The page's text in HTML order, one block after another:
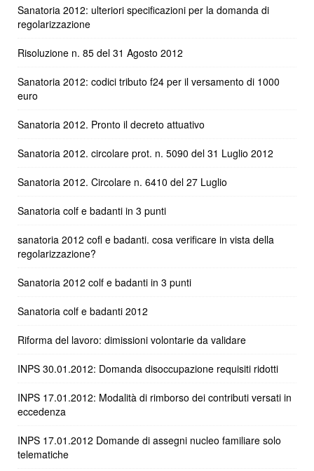
Sanatoria 2012: ulteriori specificazioni per la domanda di
regolarizzazione
Risoluzione n. 85 del 31 Agosto 2012
Sanatoria 2012: codici tributo f24 per il versamento di 1000
euro
Sanatoria 2012. Pronto il decreto attuativo
Sanatoria 2012. circolare prot. n. 5090 del 31 Luglio 2012
Sanatoria 2012. Circolare n. 6410 del 27 Luglio
Sanatoria colf e badanti in 3 punti
sanatoria 2012 cofl e badanti. cosa verificare in vista della
regolarizzazione?
Sanatoria 2012 colf e badanti in 3 punti
Sanatoria colf e badanti 2012
Riforma del lavoro: dimissioni volontarie da validare
INPS 30.01.2012: Domanda disoccupazione requisiti ridotti
INPS 17.01.2012: Modalità di rimborso dei contributi versati in
eccedenza
INPS 17.01.2012 Domande di assegni nucleo familiare solo
telematiche